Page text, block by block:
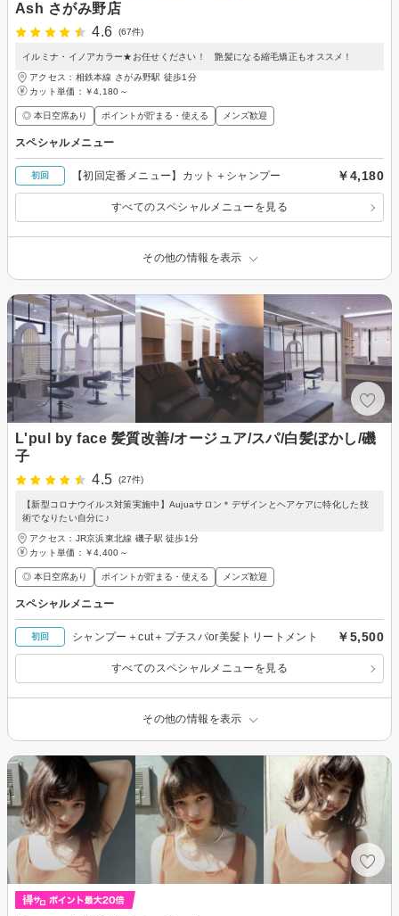
Ash さがみ野店
4.6
(67件)
イルミナ・イノアカラー★お任せください！ 艶髪になる縮毛矯正もオススメ！
アクセス：相鉄本線 さがみ野駅 徒歩1分
カット単価： ￥4,180～
◎ 本日空席あり ポイントが貯まる・使える メンズ歓迎
スペシャルメニュー
初回 【初回定番メニュー】カット＋シャンプー ￥4,180
すべてのスペシャルメニューを見る
その他の情報を表示
L'pul by face 髪質改善/オージュア/スパ/白髪ぼかし/磯
子
4.5
(27件)
【新型コロナウイルス対策実施中】Aujuaサロン＊デザインとヘアケアに特化した技
術でなりたい自分に♪
アクセス：JR京浜東北線 磯子駅 徒歩1分
カット単価： ￥4,400～
◎ 本日空席あり ポイントが貯まる・使える メンズ歓迎
スペシャルメニュー
初回 シャンプー＋cut＋プチスパor美髪トリートメント ￥5,500
すべてのスペシャルメニューを見る
その他の情報を表示